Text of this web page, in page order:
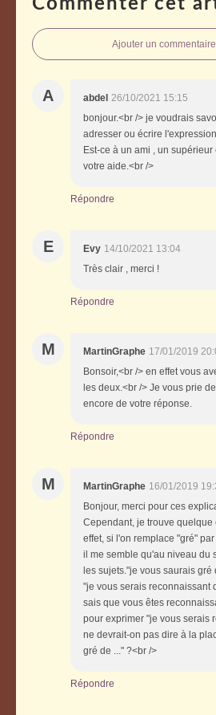
Commenter cet
Ajouter un commentaire
A abdel 26/10/2021 15:15
bonjour.<br /> je voudrais
adresser ou écrire
Est-ce à un ami , un
votre aide.<br />
Répondre
E Evy 14/10/2021 13:04
Très clair , merci !
Répondre
M MartinGraphe 17/01/2019
Bonsoir,<br /> en effet vous
les deux.<br /> Je vous prie
encore de votre réponse.
Répondre
M MartinGraphe 16/01/2019
Bonjour, merci pour ces
Cependant, je trouve
effet, si l'on remplace "gré"
il me semble qu'au niveau du
les sujets."je vous saurais gré
"je vous serais reconnaissant
sais que vous êtes
pour exprimer "je vous serais
ne devrait-on pas dire à la
gré de ..." ?<br />
Répondre